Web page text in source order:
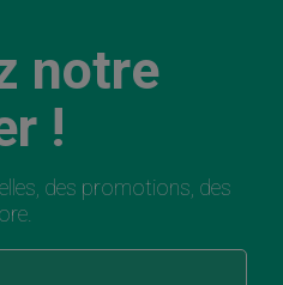
notre
!
des promotions, des